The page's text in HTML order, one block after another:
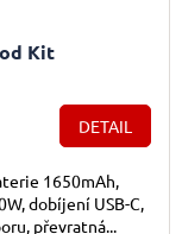
Kit
DETAIL
1650mAh,
dobíjení USB-C,
převratná...